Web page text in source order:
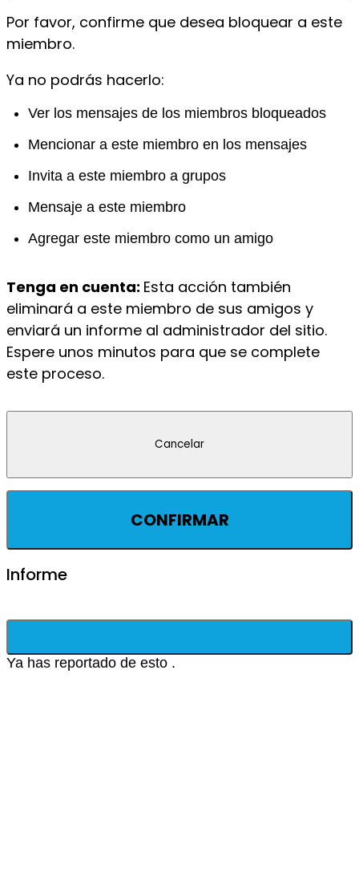
Por favor, confirme que desea bloquear a este
miembro.
Ya no podrás hacerlo:
Ver los mensajes de los miembros bloqueados
Mencionar a este miembro en los mensajes
Invita a este miembro a grupos
Mensaje a este miembro
Agregar este miembro como un amigo
Tenga en cuenta: Esta acción también
eliminará a este miembro de sus amigos y
enviará un informe al administrador del sitio.
Espere unos minutos para que se complete
este proceso.
CONFIRMAR
Informe
Ya has reportado de esto .